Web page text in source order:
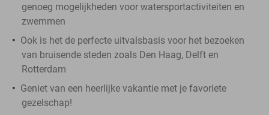
genoeg mogelijkheden voor watersportactiviteiten en
zwemmen
Ook is het de perfecte uitvalsbasis voor het bezoeken
van bruisende steden zoals Den Haag, Delft en
Rotterdam
Geniet van een heerlijke vakantie met je favoriete
gezelschap!